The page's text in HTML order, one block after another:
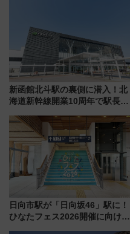
新函館北斗駅の裏側に潜入！北
海道新幹線開業10周年で駅長
ト 参加方法や体験内容を紹介
日向市駅が「日向坂46」駅に！
ひなたフェス2026開催に向けJR